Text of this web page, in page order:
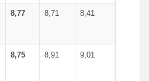
8,77 8,71 8,41
8,75 8,91 9,01